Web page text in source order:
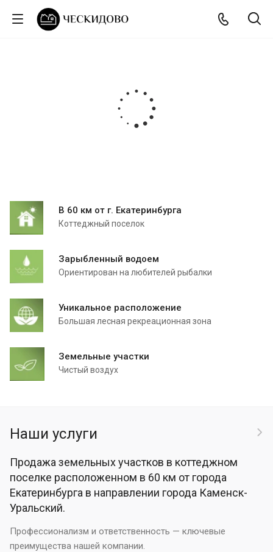
В 60 км от г. Екатеринбурга
Коттеджный поселок
Зарыбленный водоем
Ориентирован на любителей рыбалки
Уникальное расположение
Большая лесная рекреационная зона
Земельные участки
Чистый воздух
Наши услуги
Продажа земельных участков в коттеджном
поселке расположенном в 60 км от города
Екатеринбурга в направлении города Каменск-
Уральский.
Профессионализм и ответственность — ключевые
преимущества нашей компании.